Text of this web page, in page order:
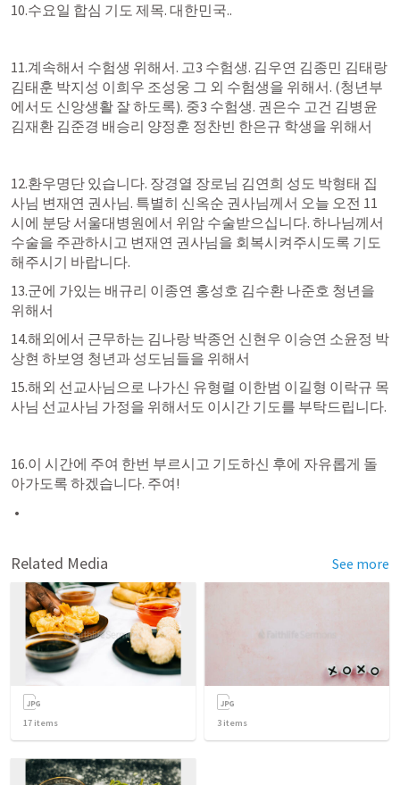
10.수요일 합심 기도 제목. 대한민국..
11.계속해서 수험생 위해서. 고3 수험생. 김우연 김종민 김태랑
김태훈 박지성 이희우 조성웅 그 외 수험생을 위해서. (청년부
에서도 신앙생활 잘 하도록). 중3 수험생. 권은수 고건 김병윤
김재환 김준경 배승리 양정훈 정찬빈 한은규 학생을 위해서
12.환우명단 있습니다. 장경열 장로님 김연희 성도 박형태 집
사님 변재연 권사님. 특별히 신옥순 권사님께서 오늘 오전 11
시에 분당 서울대병원에서 위암 수술받으십니다. 하나님께서
수술을 주관하시고 변재연 권사님을 회복시켜주시도록 기도
해주시기 바랍니다.
13.군에 가있는 배규리 이종연 홍성호 김수환 나준호 청년을
위해서
14.해외에서 근무하는 김나랑 박종언 신현우 이승연 소윤정 박
상현 하보영 청년과 성도님들을 위해서
15.해외 선교사님으로 나가신 유형렬 이한범 이길형 이락규 목
사님 선교사님 가정을 위해서도 이시간 기도를 부탁드립니다.
16.이 시간에 주여 한번 부르시고 기도하신 후에 자유롭게 돌
아가도록 하겠습니다. 주여!
Related Media See more
17 items 3 items